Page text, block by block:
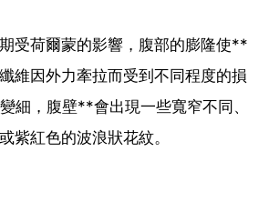
受荷爾蒙的影響，腹部的膨隆使**
維因外力牽拉而受到不同程度的損
細，腹壁**會出現一些寬窄不同、
紫紅色的波浪狀花紋。